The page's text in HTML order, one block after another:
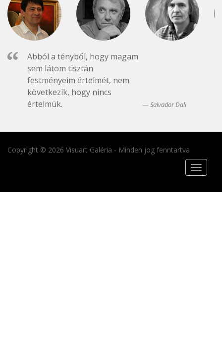
Abból a tényből, hogy magam
sem látom tisztán
festményeim értelmét, nem
következik, hogy nincs
értelmük.
Salvador Dali
Copyright © 2026 Visuart Galéria - Minden jog fenntartva
Toggle